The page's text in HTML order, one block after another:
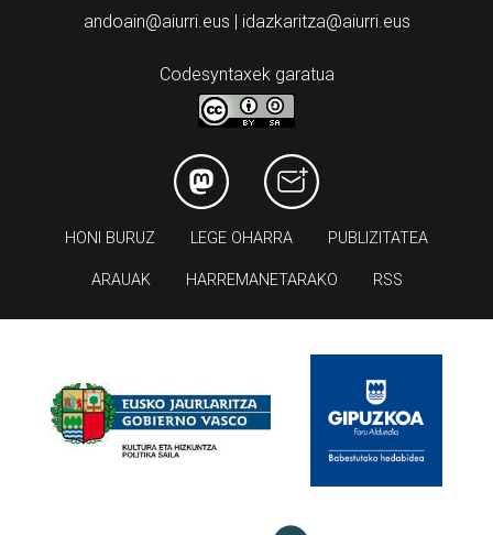
andoain@aiurri.eus | idazkaritza@aiurri.eus
Codesyntaxek garatua
HONI BURUZ LEGE OHARRA PUBLIZITATEA
ARAUAK HARREMANETARAKO RSS